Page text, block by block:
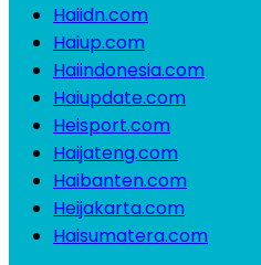
Haiidn.com
Haiup.com
Haiindonesia.com
Haiupdate.com
Heisport.com
Haijateng.com
Haibanten.com
Heijakarta.com
Haisumatera.com